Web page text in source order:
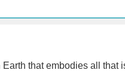
that embodies all